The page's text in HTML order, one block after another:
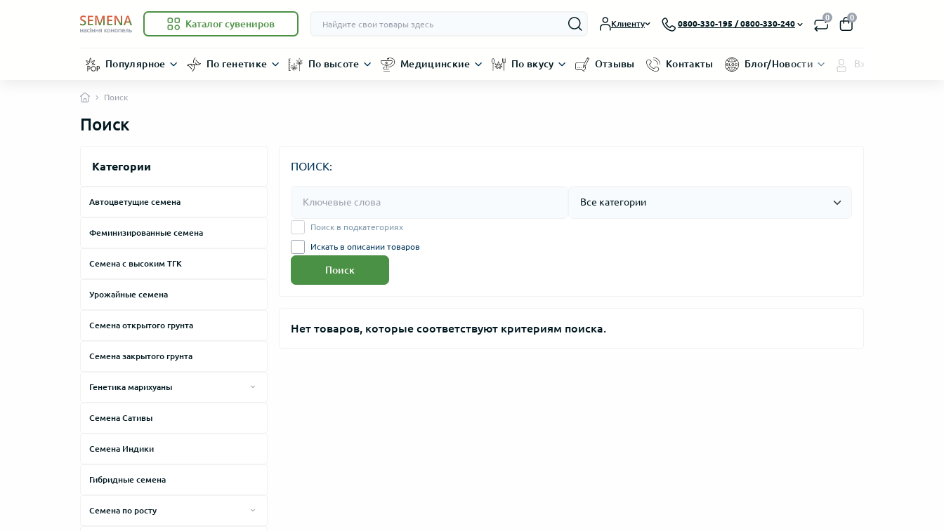
Каталог сувениров Клиенту 0800-330-195 / 0800-330-240
0 0
Популярное По генетике По высоте Медицинские По вкусу Отзывы Контакты Блог/Новости Вход/
Поиск
Поиск
Категории
Автоцветущие семена
Феминизированные семена
Семена с высоким ТГК
Урожайные семена
Семена открытого грунта
Семена закрытого грунта
Генетика марихуаны
Amnesia
Big Bang
Семена Сативы
Семена Индики
Гибридные семена
Семена по росту
ПОИСК:
Поиск в подкатегориях
Искать в описании товаров
Поиск
Нет товаров, которые соответствуют критериям поиска.